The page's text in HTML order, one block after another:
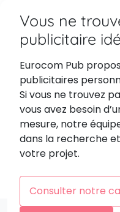
Vous ne
publicitaire
Eurocom Pub
publicitaires
Si vous ne trouvez
vous avez besoin
mesure, notre
dans la recherche
votre projet.
Consulter notre